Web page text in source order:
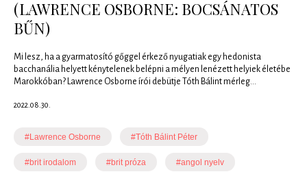
(LAWRENCE OSBORNE: BOCSÁNATOS
BŰN)
Mi lesz, ha a gyarmatosító gőggel érkező nyugatiak egy hedonista
bacchanália helyett kénytelenek belépni a mélyen lenézett helyiek életébe
Marokkóban? Lawrence Osborne írói debütje Tóth Bálint mérleg...
2022.08.30.
#Lawrence Osborne #Tóth Bálint Péter
#brit irodalom #brit próza #angol nyelv